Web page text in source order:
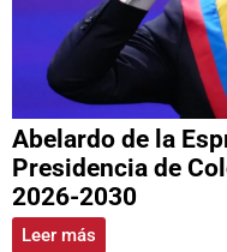
Abelardo de la
Presidencia de
2026-2030
Leer más